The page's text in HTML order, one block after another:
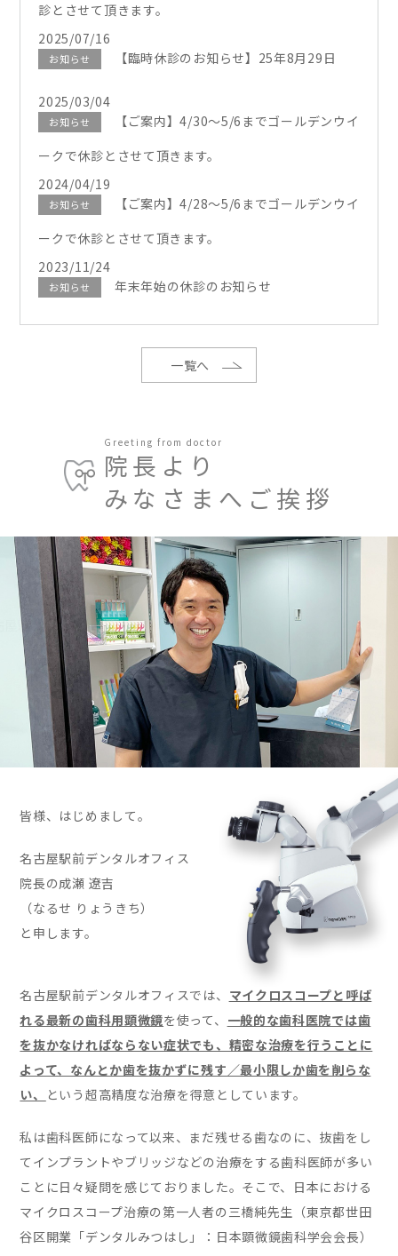
診とさせて頂きます。
2025/07/16
お知らせ 【臨時休診のお知らせ】25年8月29日
2025/03/04
お知らせ
【ご案内】4/30～5/6までゴールデンウイ
ークで休診とさせて頂きます。
2024/04/19
お知らせ
【ご案内】4/28～5/6までゴールデンウイ
ークで休診とさせて頂きます。
2023/11/24
お知らせ 年末年始の休診のお知らせ
一覧へ
Greeting from doctor
院長より
みなさまへご挨拶
皆様、はじめまして。
名古屋駅前デンタルオフィス
院長の成瀬 遼吉
（なるせ りょうきち）
と申します。
名古屋駅前デンタルオフィスでは、 マイクロスコープと呼ば
れる最新の歯科用顕微鏡を使って、 一般的な歯科医院では歯
を抜かなければならない症状でも、精密な治療を行うことに
よって、なんとか歯を抜かずに残す／最小限しか歯を削らな
い、
という超高精度な治療を得意としています。
私は歯科医師になって以来、まだ残せる歯なのに、抜歯をし
てインプラントやブリッジなどの治療をする歯科医師が多い
ことに日々疑問を感じておりました。そこで、日本における
マイクロスコープ治療の第一人者の三橋純先生（東京都世田
谷区開業「デンタルみつはし」：日本顕微鏡歯科学会会長）